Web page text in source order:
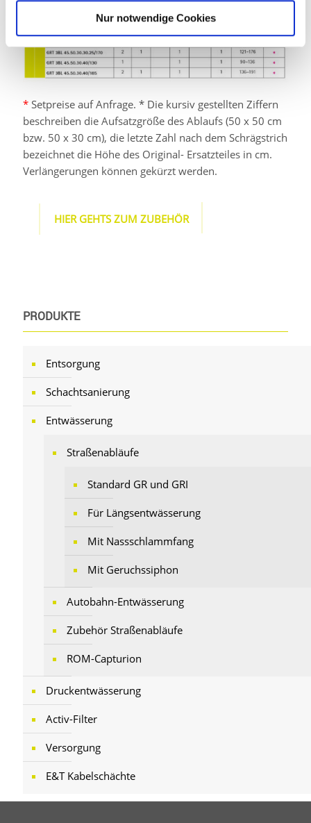
Nur notwendige Cookies
* Setpreise auf Anfrage. * Die kursiv gestellten Ziffern
beschreiben die Aufsatzgröße des Ablaufs (50 x 50 cm
bzw. 50 x 30 cm), die letzte Zahl nach dem Schrägstrich
bezeichnet die Höhe des Original- Ersatzteiles in cm.
Verlängerungen können gekürzt werden.
HIER GEHTS ZUM ZUBEHÖR
PRODUKTE
Entsorgung
Schachtsanierung
Entwässerung
Straßenabläufe
Standard GR und GRI
Für Längsentwässerung
Mit Nassschlammfang
Mit Geruchssiphon
Autobahn-Entwässerung
Zubehör Straßenabläufe
ROM-Capturion
Druckentwässerung
Activ-Filter
Versorgung
E&T Kabelschächte